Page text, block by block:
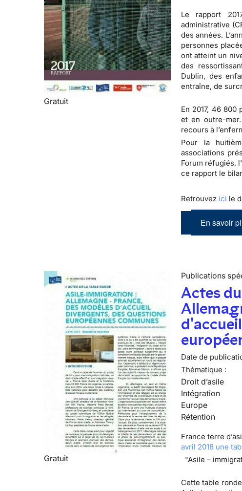
Gratuit
Le rapport
administrative
des années.
personnes
ont atteint un
des
Dublin, des
entraîne, de
En 2017, 46
et en outre-
recours à
Pour la
associations
Forum réfugiés,
ce rapport le
Retrouvez ici le
En savoir
Gratuit
Publications
Actes
Date de
Thématique :
Droit d’asile
Intégration
Europe
Rétention
France terre
avril 2018 une
"Asile –
Cette table